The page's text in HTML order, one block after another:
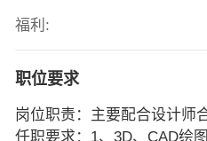
福利:
职位要求
岗位职责：主要配合设计师
任职要求：1、3D、CAD绘